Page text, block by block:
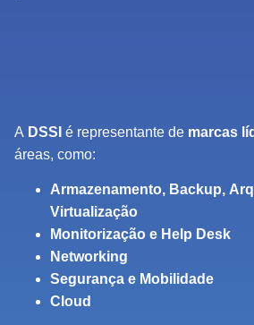
A DSSI é representante de marcas
áreas, como:
Armazenamento, Backup,
Virtualização
Monitorização e Help Desk
Networking
Segurança e Mobilidade
Cloud